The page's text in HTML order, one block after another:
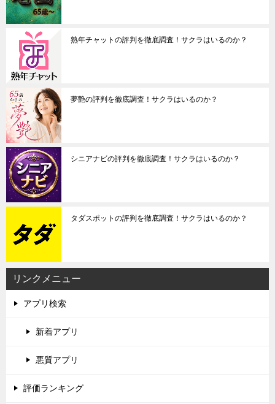
熟年チャットの評判を徹底調査！サクラはいるのか？
夢艶の評判を徹底調査！サクラはいるのか？
シニアナビの評判を徹底調査！サクラはいるのか？
タダスポットの評判を徹底調査！サクラはいるのか？
リンクメニュー
アプリ検索
新着アプリ
悪質アプリ
評価ランキング